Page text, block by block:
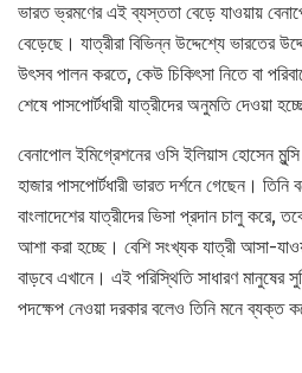
ভারত ভ্রমণের এই ব্যস্ততা বেড়ে যাওয়ায়
বেড়েছে। যাত্রীরা বিভিন্ন উদ্দেশ্যে ভারতের
উৎসব পালন করতে, কেউ চিকিৎসা নিতে বা
শেষে পাসপোর্টধারী যাত্রীদের অনুমতি দেওয়া
বেনাপোল ইমিগ্রেশনের ওসি ইলিয়াস হোসেন
হাজার পাসপোর্টধারী ভারত দর্শনে গেছেন।
বাংলাদেশের যাত্রীদের ভিসা প্রদান চালু করে,
আশা করা হচ্ছে। বেশি সংখ্যক যাত্রী আসা-
বাড়বে এখানে। এই পরিস্থিতি সাধারণ মানুষের
পদক্ষেপ নেওয়া দরকার বলেও তিনি মনে ব্যক্ত